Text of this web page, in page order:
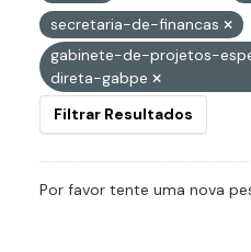
secretaria-de-financas
gabinete-de-projetos-
direta-gabpe
Filtrar Resultados
Por favor tente uma nova